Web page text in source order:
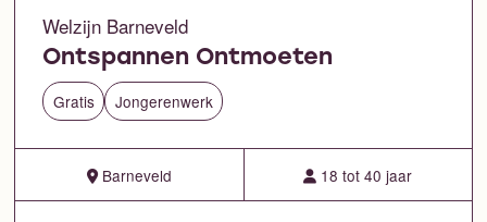
Welzijn Barneveld
Ontspannen Ontmoeten
Gratis Jongerenwerk
Barneveld 18 tot 40 jaar